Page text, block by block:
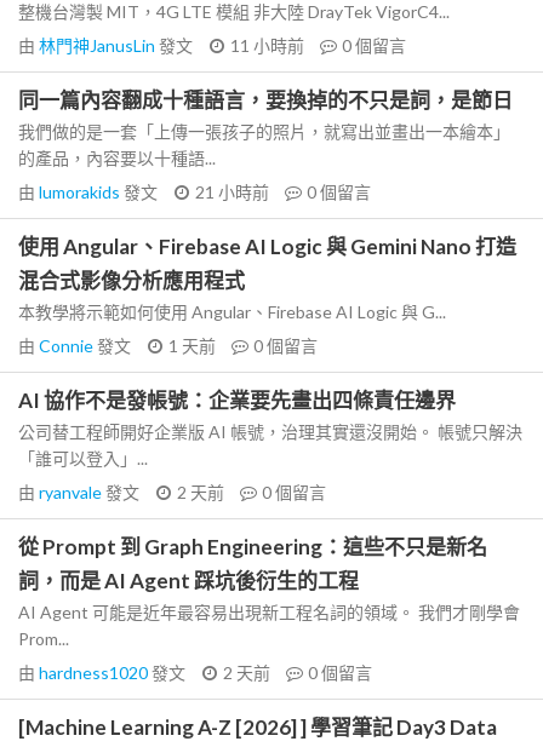
整機台灣製 MIT，4G LTE 模組 非大陸 DrayTek VigorC4...
由 林門神JanusLin 發文 11 小時前 0個留言
同一篇內容翻成十種語言，要換掉的不只是詞，是節日
我們做的是一套「上傳一張孩子的照片，就寫出並畫出一本繪本」
的產品，內容要以十種語...
由 lumorakids 發文 21 小時前 0個留言
使用 Angular、Firebase AI Logic 與 Gemini Nano 打造
混合式影像分析應用程式
本教學將示範如何使用 Angular、Firebase AI Logic 與 G...
由 Connie發文 1 天前 0個留言
AI 協作不是發帳號：企業要先畫出四條責任邊界
公司替工程師開好企業版 AI 帳號，治理其實還沒開始。 帳號只解決
「誰可以登入」...
由 ryanvale發文 2 天前 0個留言
從 Prompt 到 Graph Engineering：這些不只是新名
詞，而是 AI Agent 踩坑後衍生的工程
AI Agent 可能是近年最容易出現新工程名詞的領域。 我們才剛學會
Prom...
由 hardness1020發文 2 天前 0個留言
[Machine Learning A-Z [2026] ] 學習筆記 Day3 Data